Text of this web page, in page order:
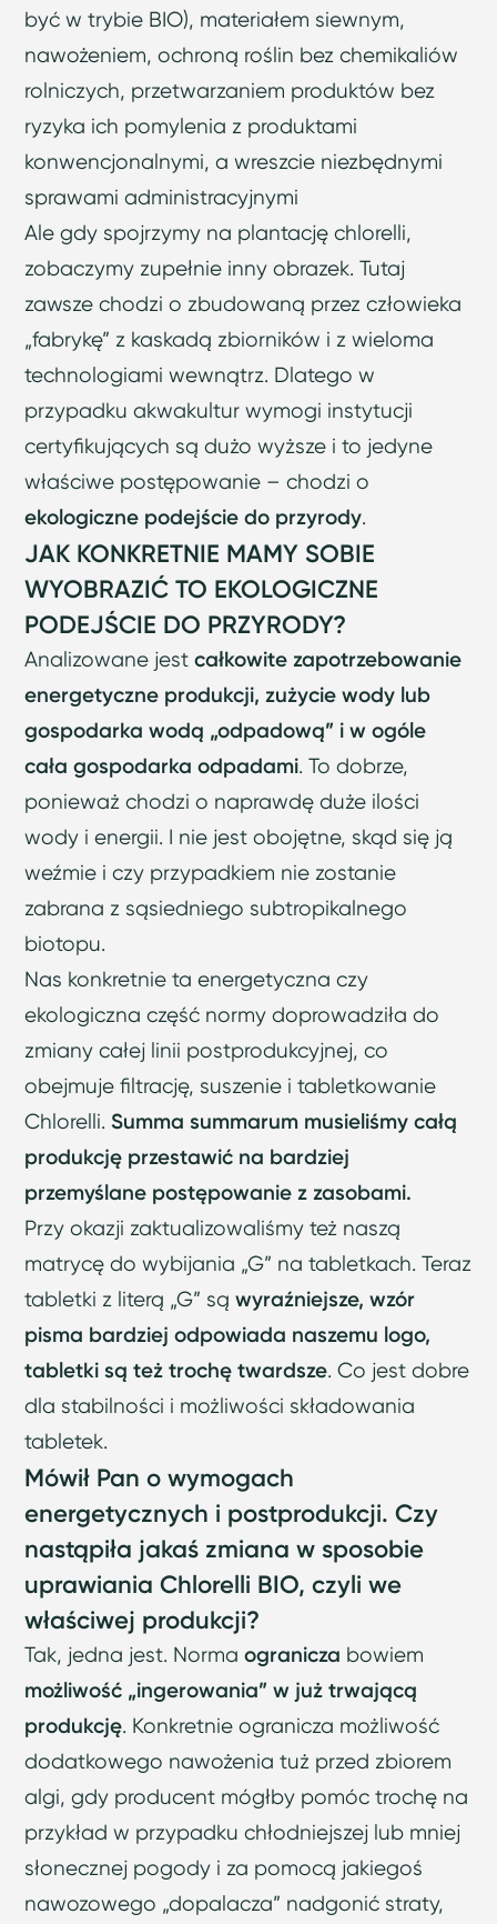
być w trybie BIO), materiałem siewnym,
nawożeniem, ochroną roślin bez chemikaliów
rolniczych, przetwarzaniem produktów bez
ryzyka ich pomylenia z produktami
konwencjonalnymi, a wreszcie niezbędnymi
sprawami administracyjnymi
Ale gdy spojrzymy na plantację chlorelli,
zobaczymy zupełnie inny obrazek. Tutaj
zawsze chodzi o zbudowaną przez człowieka
„fabrykę” z kaskadą zbiorników i z wieloma
technologiami wewnątrz. Dlatego w
przypadku akwakultur wymogi instytucji
certyfikujących są dużo wyższe i to jedyne
właściwe postępowanie – chodzi o
ekologiczne podejście do przyrody.
JAK KONKRETNIE MAMY SOBIE
WYOBRAZIĆ TO EKOLOGICZNE
PODEJŚCIE DO PRZYRODY?
Analizowane jestcałkowite zapotrzebowanie
energetyczne produkcji, zużycie wody lub
gospodarka wodą „odpadową” i w ogóle
cała gospodarka odpadami. To dobrze,
ponieważ chodzi o naprawdę duże ilości
wody i energii. I nie jest obojętne, skąd się ją
weźmie i czy przypadkiem nie zostanie
zabrana z sąsiedniego subtropikalnego
biotopu.
Nas konkretnie ta energetyczna czy
ekologiczna część normy doprowadziła do
zmiany całej linii postprodukcyjnej, co
obejmuje filtrację, suszenie i tabletkowanie
Chlorelli.Summa summarum musieliśmy całą
produkcję przestawić na bardziej
przemyślane postępowanie z zasobami.
Przy okazji zaktualizowaliśmy też naszą
matrycę do wybijania „G” na tabletkach. Teraz
tabletki z literą „G” sąwyraźniejsze, wzór
pisma bardziej odpowiada naszemu logo,
tabletki są też trochę twardsze. Co jest dobre
dla stabilności i możliwości składowania
tabletek.
Mówił Pan o wymogach
energetycznych i postprodukcji. Czy
nastąpiła jakaś zmiana w sposobie
uprawiania Chlorelli BIO, czyli we
właściwej produkcji?
Tak, jedna jest. Normaogranicza bowiem
możliwość „ingerowania” w już trwającą
produkcję. Konkretnie ogranicza możliwość
dodatkowego nawożenia tuż przed zbiorem
algi, gdy producent mógłby pomóc trochę na
przykład w przypadku chłodniejszej lub mniej
słonecznej pogody i za pomocą jakiegoś
nawozowego „dopalacza” nadgonić straty,